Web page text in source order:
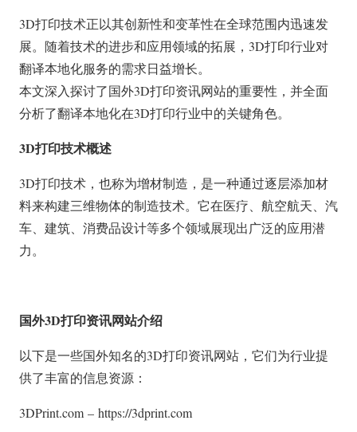
3D打印技术正以其创新性和变革性在全球范围内迅速发
展。随着技术的进步和应用领域的拓展，3D打印行业对
翻译本地化服务的需求日益增长。
本文深入探讨了国外3D打印资讯网站的重要性，并全面
分析了翻译本地化在3D打印行业中的关键角色。
3D打印技术概述
3D打印技术，也称为增材制造，是一种通过逐层添加材
料来构建三维物体的制造技术。它在医疗、航空航天、汽
车、建筑、消费品设计等多个领域展现出广泛的应用潜
力。
国外3D打印资讯网站介绍
以下是一些国外知名的3D打印资讯网站，它们为行业提
供了丰富的信息资源：
3DPrint.com – https://3dprint.com